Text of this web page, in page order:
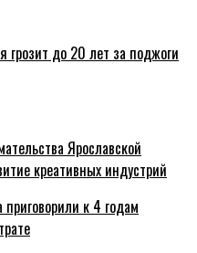
грозит до 20 лет за поджоги
Ярославской
креативных индустрий
приговорили к 4 годам